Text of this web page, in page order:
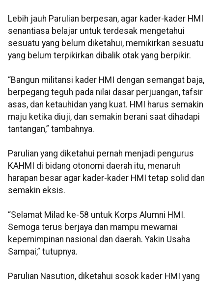
Lebih jauh Parulian berpesan, agar kader-kader HMI
senantiasa belajar untuk terdesak mengetahui
sesuatu yang belum diketahui, memikirkan sesuatu
yang belum terpikirkan dibalik otak yang berpikir.
“Bangun militansi kader HMI dengan semangat baja,
berpegang teguh pada nilai dasar perjuangan, tafsir
asas, dan ketauhidan yang kuat. HMI harus semakin
maju ketika diuji, dan semakin berani saat dihadapi
tantangan,” tambahnya.
Parulian yang diketahui pernah menjadi pengurus
KAHMI di bidang otonomi daerah itu, menaruh
harapan besar agar kader-kader HMI tetap solid dan
semakin eksis.
“Selamat Milad ke-58 untuk Korps Alumni HMI.
Semoga terus berjaya dan mampu mewarnai
kepemimpinan nasional dan daerah. Yakin Usaha
Sampai,” tutupnya.
Parulian Nasution, diketahui sosok kader HMI yang